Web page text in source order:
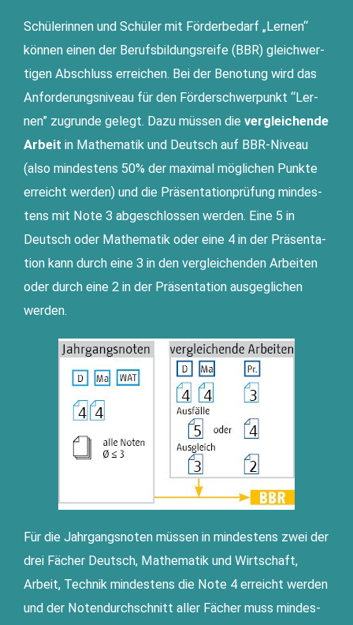
Schü­le­rin­nen und Schü­ler mit För­der­be­darf „Ler­nen“
kön­nen einen der Berufs­bil­dungs­rei­fe (BBR) gleich­wer­
ti­gen Abschluss errei­chen. Bei der Beno­tung wird das
Anfor­de­rungs­ni­veau für den För­der­schwer­punkt “Ler­
nen” zugrun­de gelegt. Dazu müs­sen die ver­glei­chen­de
Arbeit in Mathe­ma­tik und Deutsch auf BBR-Niveau
(also min­des­tens 50% der maxi­mal mög­li­chen Punk­te
erreicht wer­den) und die Prä­sen­ta­ti­on­prü­fung min­des­
tens mit Note 3 abge­schlos­sen wer­den. Eine 5 in
Deutsch oder Mathe­ma­tik oder eine 4 in der Prä­sen­ta­
ti­on kann durch eine 3 in den ver­glei­chen­den Arbei­ten
oder durch eine 2 in der Prä­sen­ta­ti­on aus­ge­gli­chen
werden.
Für die Jahr­gangs­no­ten müs­sen in min­des­tens zwei der
drei Fächer Deutsch, Mathe­ma­tik und Wirt­schaft,
Arbeit, Tech­nik min­des­tens die Note 4 erreicht wer­den
und der Noten­durch­schnitt aller Fächer muss min­des­